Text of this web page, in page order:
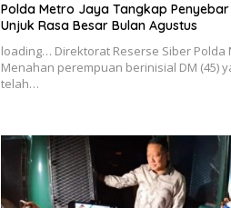
Polda Metro Jaya Tangkap Penyebar
Unjuk Rasa Besar Bulan Agustus
loading… Direktorat Reserse Siber Polda
Menahan perempuan berinisial DM (45)
telah…